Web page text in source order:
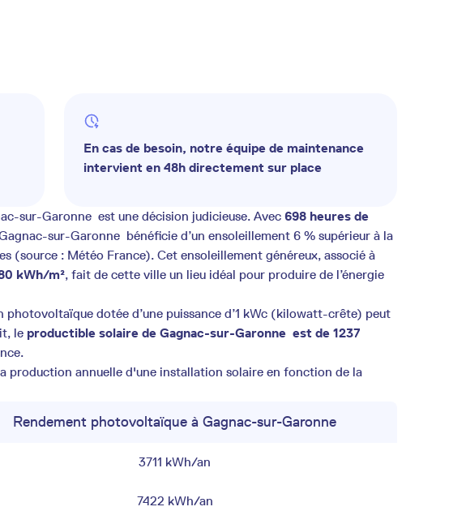
En cas de besoin, notre équipe de maintenance
intervient en 48h directement sur place
sur-Garonne est une décision judicieuse. Avec 698 heures de
sur-Garonne bénéficie d’un ensoleillement 6 % supérieur à la
(source : Météo France). Cet ensoleillement généreux, associé à
kWh/m², fait de cette ville un lieu idéal pour produire de l’énergie
dotée d’une puissance d’1 kWc (kilowatt-crête) peut
le productible solaire de Gagnac-sur-Garonne est de 1237
production annuelle d'une installation solaire en fonction de la
Rendement photovoltaïque à Gagnac-sur-Garonne
3711 kWh/an
7422 kWh/an